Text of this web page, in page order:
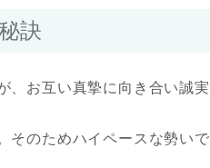
訣
、お互い真摯に向き合い誠実
そのためハイペースな勢いで